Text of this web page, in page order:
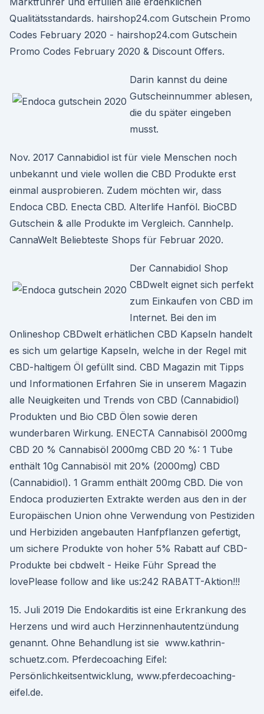
Qualitätsstandards. hairshop24.com Gutschein Promo
Codes February 2020 - hairshop24.com Gutschein
Promo Codes February 2020 & Discount Offers.
Darin kannst du deine
Gutscheinnummer ablesen,
die du später eingeben
musst.
Nov. 2017 Cannabidiol ist für viele Menschen noch
unbekannt und viele wollen die CBD Produkte erst
einmal ausprobieren. Zudem möchten wir, dass
Endoca CBD. Enecta CBD. Alterlife Hanföl. BioCBD
Gutschein & alle Produkte im Vergleich. Cannhelp.
CannaWelt Beliebteste Shops für Februar 2020.
Der Cannabidiol Shop
CBDwelt eignet sich perfekt
zum Einkaufen von CBD im
Internet. Bei den im
Onlineshop CBDwelt erhätlichen CBD Kapseln handelt
es sich um gelartige Kapseln, welche in der Regel mit
CBD-haltigem Öl gefüllt sind. CBD Magazin mit Tipps
und Informationen Erfahren Sie in unserem Magazin
alle Neuigkeiten und Trends von CBD (Cannabidiol)
Produkten und Bio CBD Ölen sowie deren
wunderbaren Wirkung. ENECTA Cannabisöl 2000mg
CBD 20 % Cannabisöl 2000mg CBD 20 %: 1 Tube
enthält 10g Cannabisöl mit 20% (2000mg) CBD
(Cannabidiol). 1 Gramm enthält 200mg CBD. Die von
Endoca produzierten Extrakte werden aus den in der
Europäischen Union ohne Verwendung von Pestiziden
und Herbiziden angebauten Hanfpflanzen gefertigt,
um sichere Produkte von hoher 5% Rabatt auf CBD-
Produkte bei cbdwelt - Heike Führ Spread the
lovePlease follow and like us:242 RABATT-Aktion!!!
15. Juli 2019 Die Endokarditis ist eine Erkrankung des
Herzens und wird auch Herzinnenhautentzündung
genannt. Ohne Behandlung ist sie www.kathrin-
schuetz.com. Pferdecoaching Eifel:
Persönlichkeitsentwicklung, www.pferdecoaching-
eifel.de.